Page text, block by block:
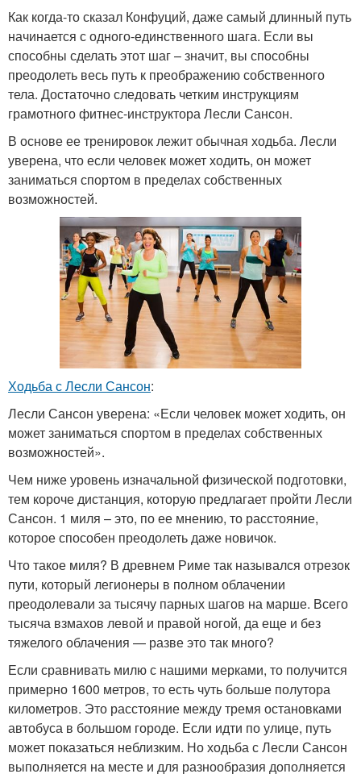
Как когда-то сказал Конфуций, даже самый длинный путь
начинается с одного-единственного шага. Если вы
способны сделать этот шаг – значит, вы способны
преодолеть весь путь к преображению собственного
тела. Достаточно следовать четким инструкциям
грамотного фитнес-инструктора Лесли Сансон.
В основе ее тренировок лежит обычная ходьба. Лесли
уверена, что если человек может ходить, он может
заниматься спортом в пределах собственных
возможностей.
Ходьба с Лесли Сансон:
Лесли Сансон уверена: «Если человек может ходить, он
может заниматься спортом в пределах собственных
возможностей».
Чем ниже уровень изначальной физической подготовки,
тем короче дистанция, которую предлагает пройти Лесли
Сансон. 1 миля – это, по ее мнению, то расстояние,
которое способен преодолеть даже новичок.
Что такое миля? В древнем Риме так назывался отрезок
пути, который легионеры в полном облачении
преодолевали за тысячу парных шагов на марше. Всего
тысяча взмахов левой и правой ногой, да еще и без
тяжелого облачения — разве это так много?
Если сравнивать милю с нашими мерками, то получится
примерно 1600 метров, то есть чуть больше полутора
километров. Это расстояние между тремя остановками
автобуса в большом городе. Если идти по улице, путь
может показаться неблизким. Но ходьба с Лесли Сансон
выполняется на месте и для разнообразия дополняется